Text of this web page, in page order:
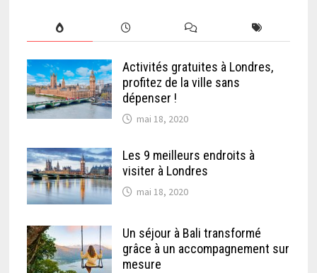
Activités gratuites à Londres,
profitez de la ville sans
dépenser !
mai 18, 2020
Les 9 meilleurs endroits à
visiter à Londres
mai 18, 2020
Un séjour à Bali transformé
grâce à un accompagnement sur
mesure